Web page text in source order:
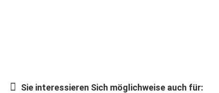
Zahn, Mund, Kiefer
Sie interessieren Sich möglichweise auch für: